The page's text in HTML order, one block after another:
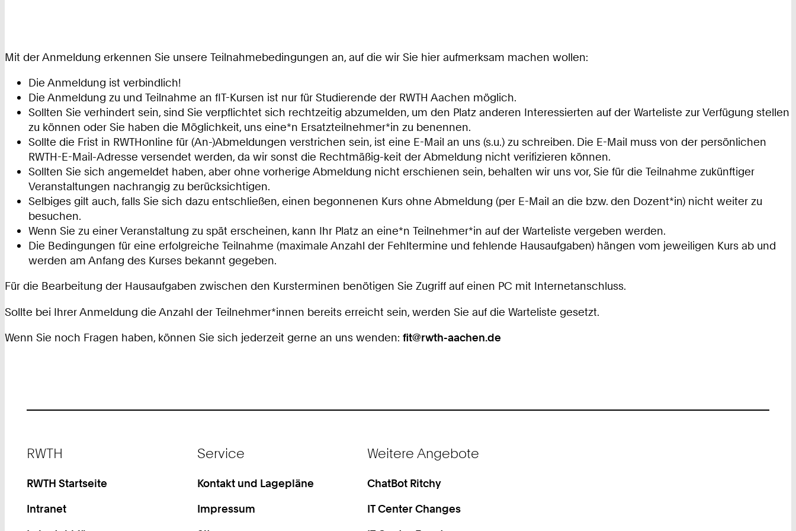
Mit der Anmeldung erkennen Sie unsere Teilnahmebedingungen an, auf die wir Sie hier aufmerksam machen wollen:
Die Anmeldung ist verbindlich!
Die Anmeldung zu und Teilnahme an fIT-Kursen ist nur für Studierende der RWTH Aachen möglich.
Sollten Sie verhindert sein, sind Sie verpflichtet sich rechtzeitig abzumelden, um den Platz anderen Interessierten auf der Warteliste zur Verfügung stellen
zu können oder Sie haben die Möglichkeit, uns eine*n Ersatzteilnehmer*in zu benennen.
Sollte die Frist in RWTHonline für (An-)Abmeldungen verstrichen sein, ist eine E-Mail an uns (s.u.) zu schreiben. Die E-Mail muss von der persönlichen
RWTH-E-Mail-Adresse versendet werden, da wir sonst die Rechtmäßig-keit der Abmeldung nicht verifizieren können.
Sollten Sie sich angemeldet haben, aber ohne vorherige Abmeldung nicht erschienen sein, behalten wir uns vor, Sie für die Teilnahme zukünftiger
Veranstaltungen nachrangig zu berücksichtigen.
Selbiges gilt auch, falls Sie sich dazu entschließen, einen begonnenen Kurs ohne Abmeldung (per E-Mail an die bzw. den Dozent*in) nicht weiter zu
besuchen.
Wenn Sie zu einer Veranstaltung zu spät erscheinen, kann Ihr Platz an eine*n Teilnehmer*in auf der Warteliste vergeben werden.
Die Bedingungen für eine erfolgreiche Teilnahme (maximale Anzahl der Fehltermine und fehlende Hausaufgaben) hängen vom jeweiligen Kurs ab und
werden am Anfang des Kurses bekannt gegeben.
Für die Bearbeitung der Hausaufgaben zwischen den Kursterminen benötigen Sie Zugriff auf einen PC mit Internetanschluss.
Sollte bei Ihrer Anmeldung die Anzahl der Teilnehmer*innen bereits erreicht sein, werden Sie auf die Warteliste gesetzt.
Wenn Sie noch Fragen haben, können Sie sich jederzeit gerne an uns wenden: fit@rwth-aachen.de
RWTH
RWTH Startseite
Intranet
Service
Kontakt und Lagepläne
Impressum
Weitere Angebote
ChatBot Ritchy
IT Center Changes